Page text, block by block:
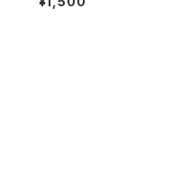
エア缶